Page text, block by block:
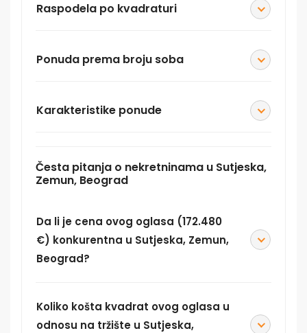
Raspodela po kvadraturi
Ponuda prema broju soba
Karakteristike ponude
Česta pitanja o nekretninama u Sutjeska,
Zemun, Beograd
Da li je cena ovog oglasa (172.480
€) konkurentna u Sutjeska, Zemun,
Beograd?
Koliko košta kvadrat ovog oglasa u
odnosu na tržište u Sutjeska,